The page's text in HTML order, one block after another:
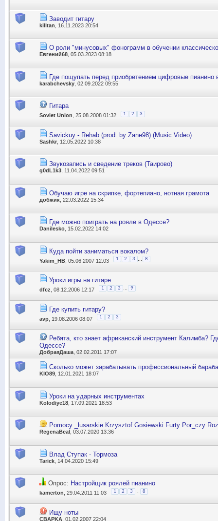
Заводит гитару
killtan , 16.11.2023 20:54
О роли "минусовых" фонограмм в обучении
Евгений68 , 05.03.2023 08:18
Где пощупать перед приобретением цифровые пианино
karabchevsky , 02.09.2022 09:55
Гитара
Soviet Union , 25.08.2008 01:32 1 2 3
Savickuy - Rehab (prod. by Zane98) (Music Video)
Sashkr , 12.05.2022 10:38
Звукозапись и сведение треков (Таирово)
g0dL1k3 , 11.04.2022 09:51
Обучаю игре на скрипке, фортепиано, нотная грамота
добжик , 22.03.2022 15:34
Где можно поиграть на рояле в Одессе?
Danilesko , 15.02.2022 14:02
Куда пойти заниматься вокалом?
Yakim_НВ , 05.06.2007 12:03 1 2 3 8
Уроки игры на гитаре
dfcz , 08.12.2006 12:17 1 2 3 9
Где купить гитару?
avp , 19.08.2006 08:07 1 2 3
Ребята, кто знает африканский инструмент Калимба?
Одессе?
ДобраяДаша , 02.02.2011 17:07
Сколько может зарабатывать профессиональный
KIO89, 12.01.2021 18:07
Уроки на ударных инструментах
Kolodiye18 , 17.09.2021 18:53
Pomocy _lusarskie Krzysztof Gosiewski Furty Por_czy
RegenaBeal , 03.07.2020 13:36
Влад Ступак - Тормоза
Tarick , 14.04.2020 15:49
Опрос: Настройщик роялей пианино
kamerton , 29.04.2011 11:03 1 2 3 8
Ищу ноты
CBAPKA , 01.02.2007 22:04